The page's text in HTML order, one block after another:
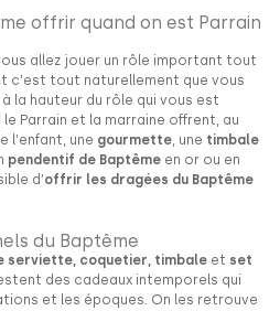
offrir quand on est Parrain
allez jouer un rôle important tout
c’est tout naturellement que vous
la hauteur du rôle qui vous est
Parrain et la marraine offrent, au
l’enfant, une gourmette, une timbale
pendentif de Baptême en or ou en
d’offrir les dragées du Baptême
du Baptême
serviette, coquetier, timbale et set
des cadeaux intemporels qui
et les époques. On les retrouve